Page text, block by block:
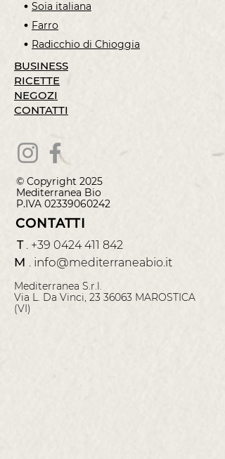
Soia italiana
Farro
Radicchio di Chioggia
BUSINESS
RICETTE
NEGOZI
CONTATTI
© Copyright 2025
Mediterranea Bio
P.IVA 02339060242
CONTATTI
T . +39 0424 411 842
M . info@mediterraneabio.it
Mediterranea S.r.l.
Via L. Da Vinci, 23 36063 MAROSTICA
(VI)